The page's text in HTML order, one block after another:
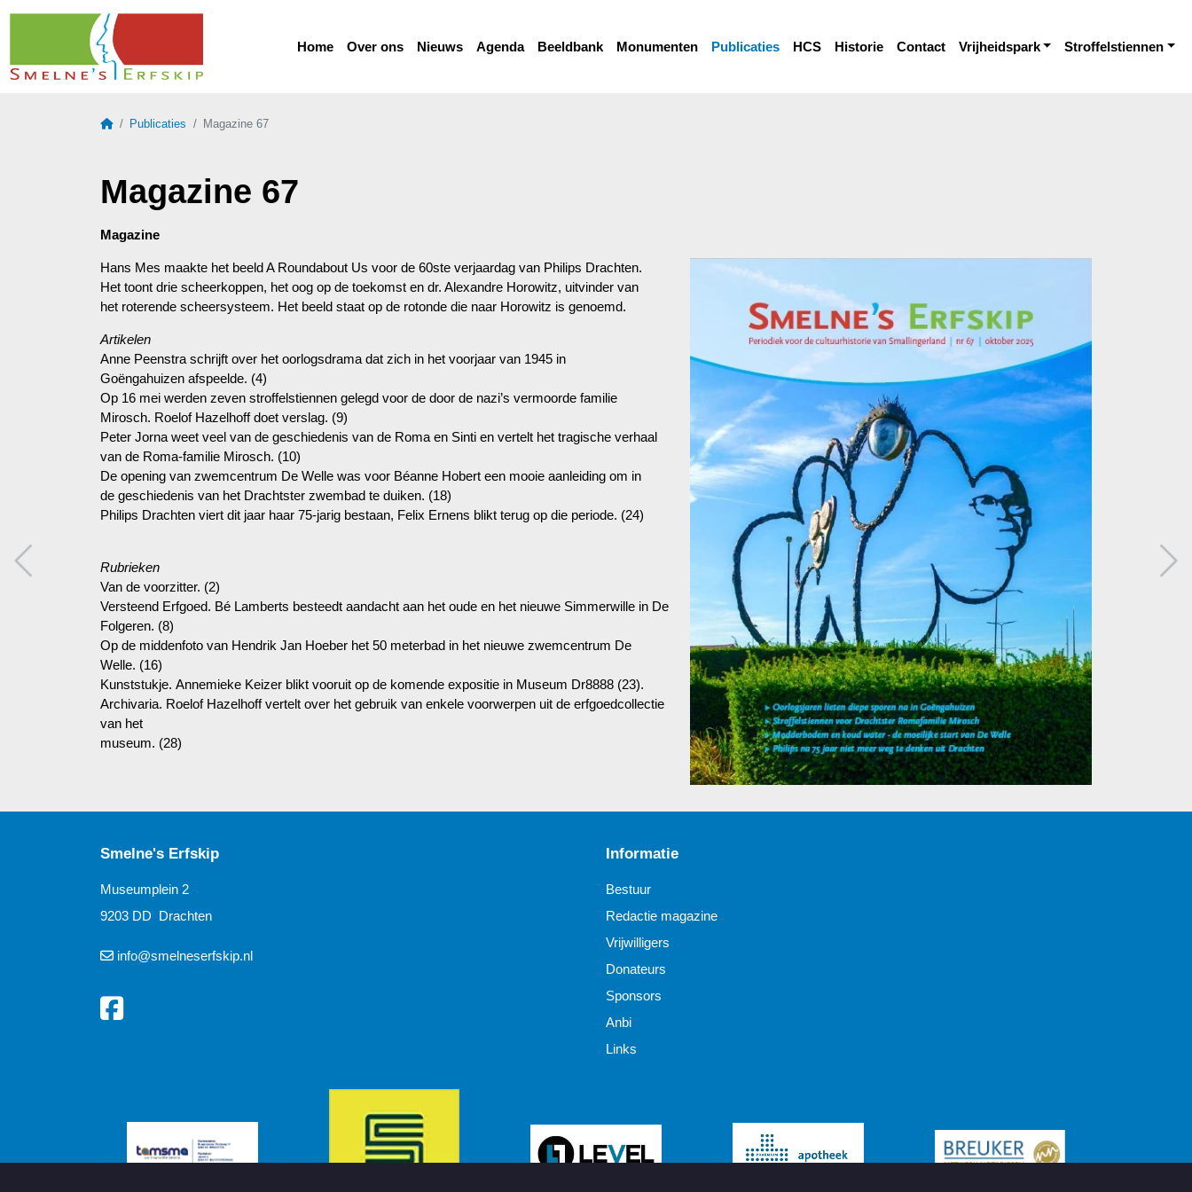
Home Over ons Nieuws Agenda Beeldbank Monumenten Publicaties HCS Historie Contact Vrijheidspark Stroffelstiennen
HomePublicaties Magazine 67
Magazine 67
Magazine
Hans Mes maakte het beeld A Roundabout Us voor de 60ste verjaardag van Philips Drachten.
Het toont drie scheerkoppen, het oog op de toekomst en dr. Alexandre Horowitz, uitvinder van
het roterende scheersysteem. Het beeld staat op de rotonde die naar Horowitz is genoemd.
Artikelen
Anne Peenstra schrijft over het oorlogsdrama dat zich in het voorjaar van 1945 in
Goëngahuizen afspeelde. (4)
Op 16 mei werden zeven stroffelstiennen gelegd voor de door de nazi’s vermoorde familie
Mirosch. Roelof Hazelhoff doet verslag. (9)
Peter Jorna weet veel van de geschiedenis van de Roma en Sinti en vertelt het tragische verhaal
van de Roma-familie Mirosch. (10)
De opening van zwemcentrum De Welle was voor Béanne Hobert een mooie aanleiding om in
de geschiedenis van het Drachtster zwembad te duiken. (18)
Philips Drachten viert dit jaar haar 75-jarig bestaan, Felix Ernens blikt terug op die periode. (24)
Rubrieken
Van de voorzitter. (2)
Versteend Erfgoed. Bé Lamberts besteedt aandacht aan het oude en het nieuwe Simmerwille in De
Folgeren. (8)
Op de middenfoto van Hendrik Jan Hoeber het 50 meterbad in het nieuwe zwemcentrum De
Welle. (16)
Kunststukje. Annemieke Keizer blikt vooruit op de komende expositie in Museum Dr8888 (23).
Archivaria. Roelof Hazelhoff vertelt over het gebruik van enkele voorwerpen uit de erfgoedcollectie
van het
museum. (28)
Smelne's Erfskip
Museumplein 2
9203 DD Drachten
info@smelneserfskip.nl
Informatie
Bestuur
Redactie magazine
Vrijwilligers
Donateurs
Sponsors
Anbi
Links